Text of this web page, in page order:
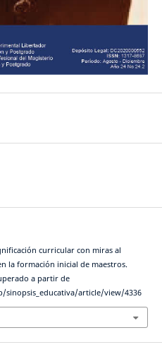
curricular con miras al
la formación inicial de maestros.
a partir de
article/view/4336